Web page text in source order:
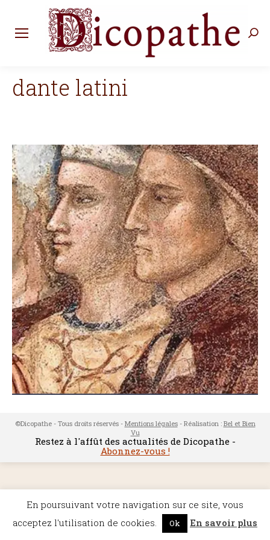
dante latini
©Dicopathe - Tous droits réservés - Mentions légales- Réalisation : Bel et Bien
Vu
Restez à l'affût des actualités de Dicopathe -
Abonnez-vous !
En poursuivant votre navigation sur ce site, vous
acceptez l'utilisation de cookies.
Ok En savoir plus